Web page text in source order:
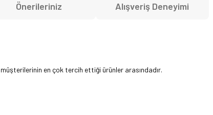
Önerileriniz Alışveriş Deneyimi
en çok tercih ettiği ürünler arasındadır.